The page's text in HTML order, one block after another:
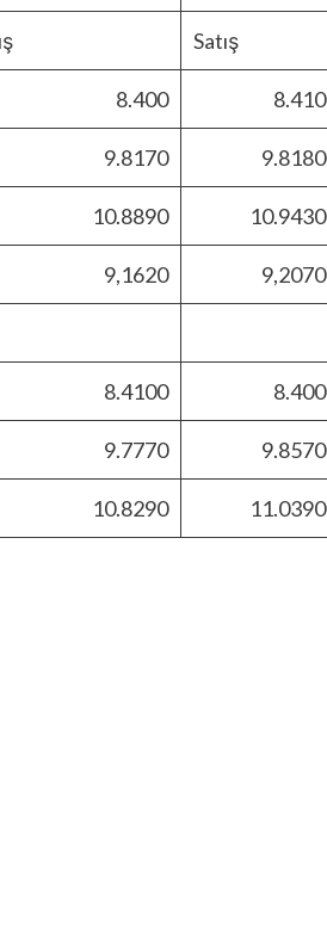
Satış
8.400 8.410
9.8170 9.8180
10.8890 10.9430
9,1620 9,2070
8.4100 8.400
9.7770 9.8570
10.8290 11.0390